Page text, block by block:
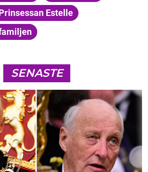
Estelle
SENASTE